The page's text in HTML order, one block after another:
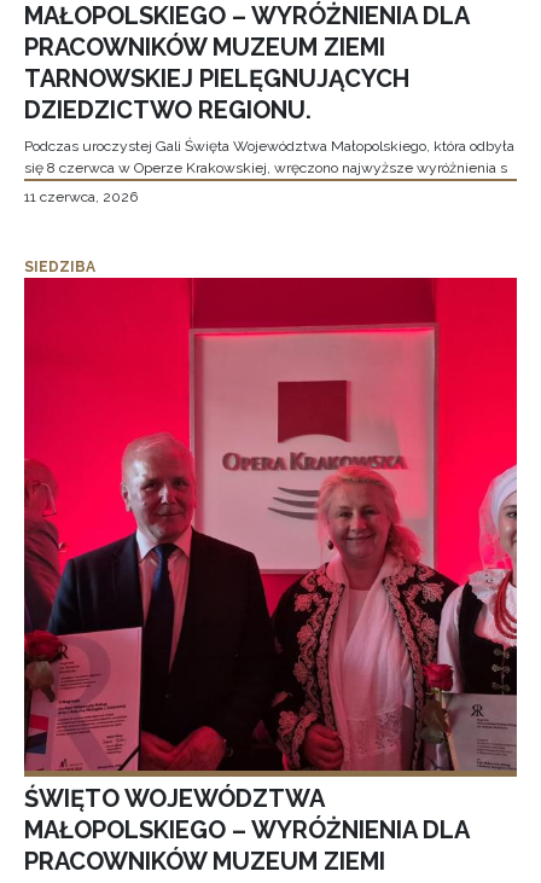
MAŁOPOLSKIEGO – WYRÓŻNIENIA DLA
PRACOWNIKÓW MUZEUM ZIEMI
TARNOWSKIEJ PIELĘGNUJĄCYCH
DZIEDZICTWO REGIONU.
Podczas uroczystej Gali Święta Województwa Małopolskiego, która odbyła
się 8 czerwca w Operze Krakowskiej, wręczono najwyższe wyróżnienia s
11 czerwca, 2026
SIEDZIBA
ŚWIĘTO WOJEWÓDZTWA
MAŁOPOLSKIEGO – WYRÓŻNIENIA DLA
PRACOWNIKÓW MUZEUM ZIEMI